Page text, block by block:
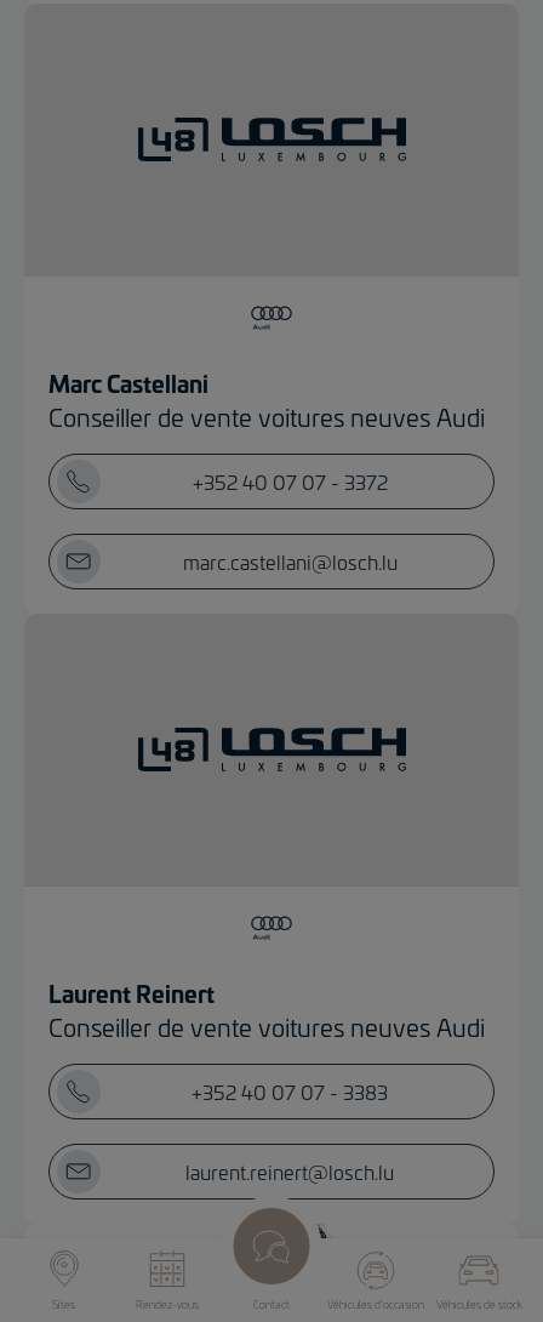
Marc Castellani
Conseiller de vente voitures neuves Audi
+352 40 07 07 - 3372
marc.castellani@losch.lu
Laurent Reinert
Conseiller de vente voitures neuves Audi
+352 40 07 07 - 3383
laurent.reinert@losch.lu
Sites Rendez-vous Contact Véhicules d’occasion Véhicules de stock